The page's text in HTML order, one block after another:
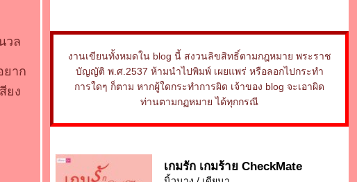
วล
ยาก
ยง
งานเขียนทั้งหมดใน blog นี้ สงวนลิขสิทธิ์ตามกฎหมาย พระราช
บัญญัติ พ.ศ.2537 ห้ามนำไปพิมพ์ เผยแพร่ หรือลอกไปกระทำ
การใดๆ ก็ตาม หากผู้ใดกระทำการผิด เจ้าของ blog จะเอาผิด
ท่านตามกฏหมาย ได้ทุกกรณี